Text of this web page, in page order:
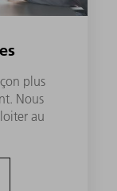
plus
Nous
au